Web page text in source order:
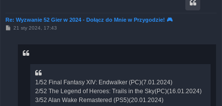
Re: Wyzwanie 52 Gier w 2024 - Dołącz do Mnie w Przygodzie! 🎮
P21 sty 2024, 17:43
1/52 Final Fantasy XIV: Endwalker (PC)(7.01.2024)
2/52 The Legend of Heroes: Trails in the Sky(PC)(16.01.2024)
3/52 Alan Wake Remastered (PS5)(20.01.2024)